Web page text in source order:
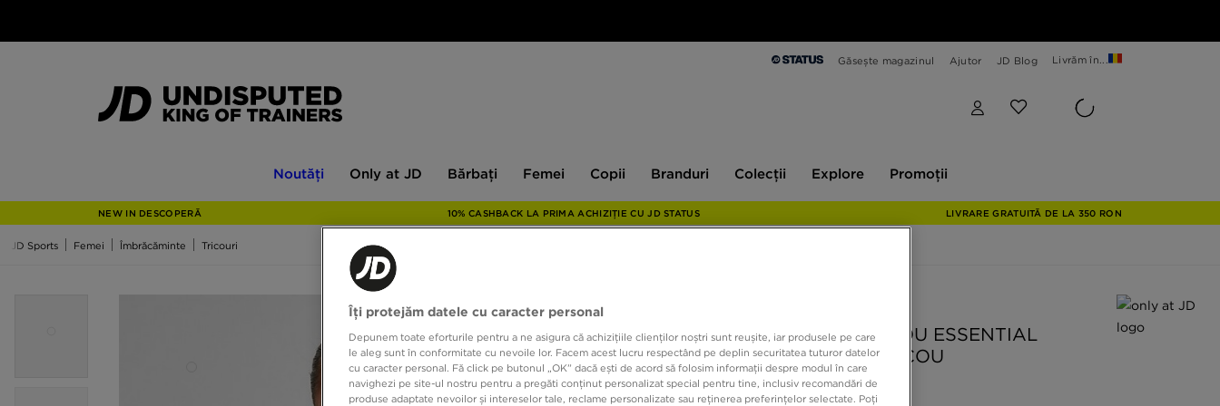
Găsește magazinul Ajutor JD Blog Livrăm în...
Noutăți
JD
Only at JD Bărbați Femei Copii Branduri Colecții Explore Promoții
NEW IN DESCOPERĂ 10% CASHBACK LA PRIMA ACHIZIȚIE CU JD STATUS LIVRARE GRATUITĂ DE LA 350 RON
JD Sports Femei Îmbrăcăminte Tricouri
McKENZIE TRICOU ESSENTIAL
BOYFRIEND TRICOU
Îți protejăm datele cu caracter personal
Depunem toate eforturile pentru a ne asigura că achizițiile clienților noștri sunt reușite, iar produsele pe care
le aleg sunt în conformitate cu nevoile lor. Facem acest lucru respectând pe deplin securitatea tuturor datelor
cu caracter personal. Fă click pe butonul „OK” dacă ești de acord să folosim informații despre modul în care
navighezi pe site-ul nostru pentru a pregăti conținut personalizat special pentru tine, inclusiv recomandări de
produse adaptate nevoilor și intereselor tale, reclame personalizate sau reținerea preferințelor selectate. Poți